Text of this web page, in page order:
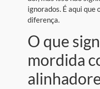
ignorados. É aqui que
diferença.
O que
mordida